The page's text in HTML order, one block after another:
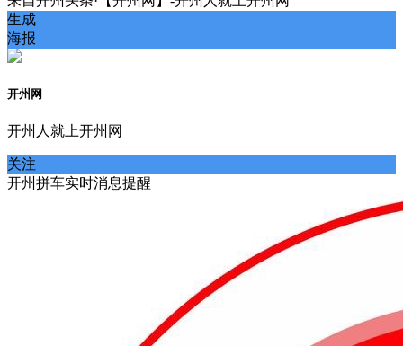
生成
海报
开州网
开州人就上开州网
关注
开州拼车实时消息提醒